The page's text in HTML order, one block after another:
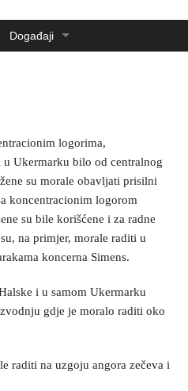
Događaji
logorima,
u Ukermarku bilo od centralnog
su morale obavljati prisilni
koncentracionim logorom
su bile korišćene i za radne
na primjer, morale raditi u
koncerna Simens.
i u samom Ukermarku
gdje je moralo raditi oko
raditi na uzgoju angora zečeva i